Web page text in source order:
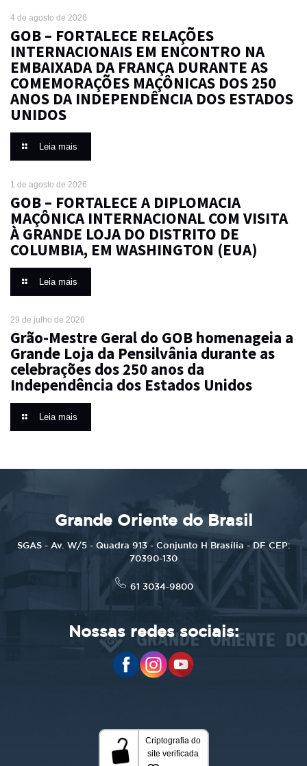
4 de agosto de 2026
GOB – FORTALECE RELAÇÕES
INTERNACIONAIS EM ENCONTRO NA
EMBAIXADA DA FRANÇA DURANTE AS
COMEMORAÇÕES MAÇÔNICAS DOS 250
ANOS DA INDEPENDÊNCIA DOS ESTADOS
UNIDOS
Leia mais
1 de agosto de 2026
GOB – FORTALECE A DIPLOMACIA
MAÇÔNICA INTERNACIONAL COM VISITA
À GRANDE LOJA DO DISTRITO DE
COLUMBIA, EM WASHINGTON (EUA)
Leia mais
29 de julho de 2026
Grão-Mestre Geral do GOB homenageia a
Grande Loja da Pensilvânia durante as
celebrações dos 250 anos da
Independência dos Estados Unidos
Leia mais
Grande Oriente do Brasil
SGAS - Av. W/5 - Quadra 913 - Conjunto H Brasília - DF CEP:
70390-130
61 3034-9800
Nossas redes sociais: